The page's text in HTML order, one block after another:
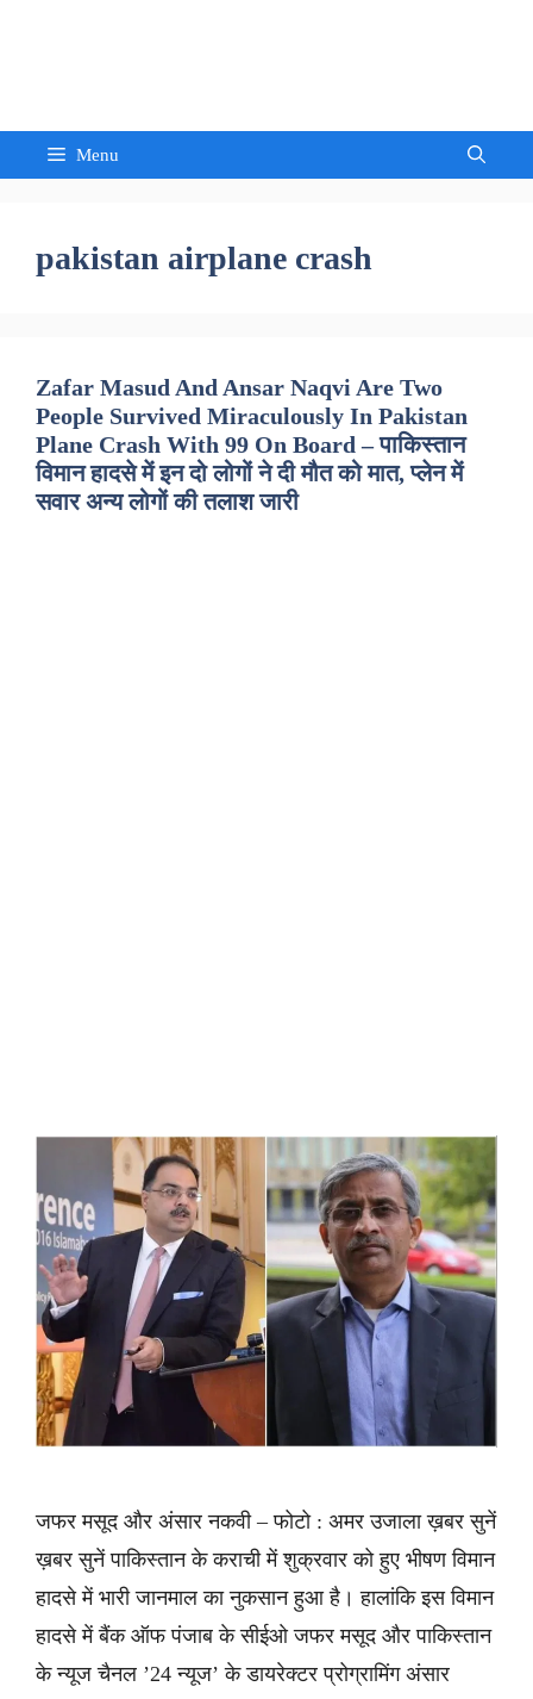
Menu
pakistan airplane crash
Zafar Masud And Ansar Naqvi Are Two
People Survived Miraculously In Pakistan
Plane Crash With 99 On Board – पाकिस्तान
विमान हादसे में इन दो लोगों ने दी मौत को मात, प्लेन में
सवार अन्य लोगों की तलाश जारी
जफर मसूद और अंसार नकवी – फोटो : अमर उजाला ख़बर सुनें
ख़बर सुनें पाकिस्तान के कराची में शुक्रवार को हुए भीषण विमान
हादसे में भारी जानमाल का नुकसान हुआ है। हालांकि इस विमान
हादसे में बैंक ऑफ पंजाब के सीईओ जफर मसूद और पाकिस्तान
के न्यूज चैनल ’24 न्यूज’ के डायरेक्टर प्रोग्रामिंग अंसार